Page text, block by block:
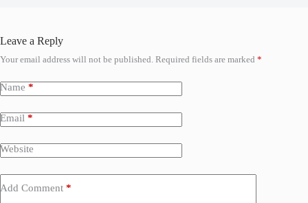
Leave a Reply
Your email address will not be published. Required fields are marked *
Name *
Email *
Website
Add Comment *